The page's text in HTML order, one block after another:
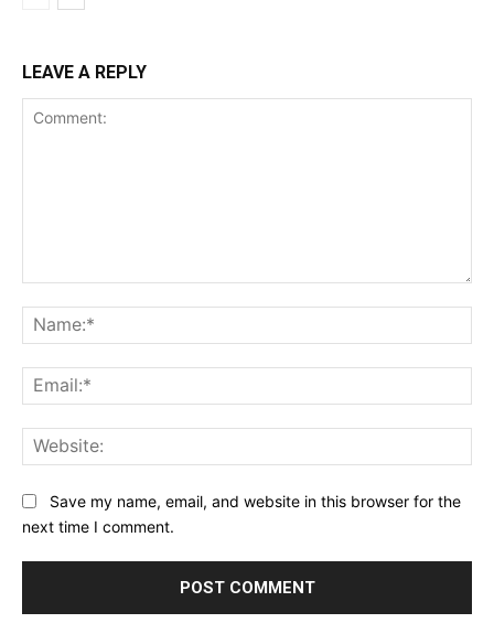
LEAVE A REPLY
Save my name, email, and website in this browser for the
next time I comment.